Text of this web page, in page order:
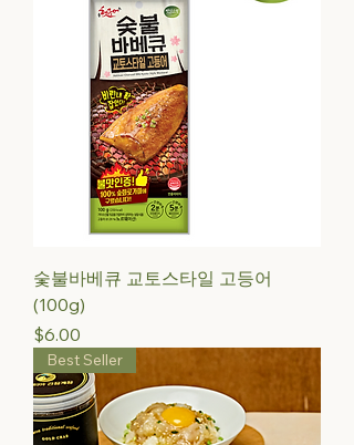
숯불바베큐 교토스타일 고등어
(100g)
Price
$6.00
Best Seller